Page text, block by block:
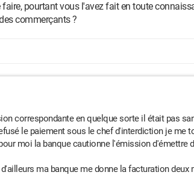
pourtant vous l'avez fait en toute
commerçants ?
correspondante en quelque sorte il était pas
le paiement sous le chef d'interdiction je me
moi la banque cautionne l'émission d'émettre
ma banque me donne la facturation deux